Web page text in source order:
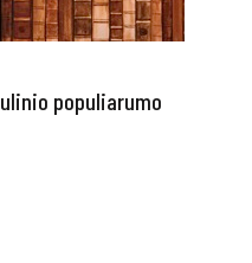
populiarumo